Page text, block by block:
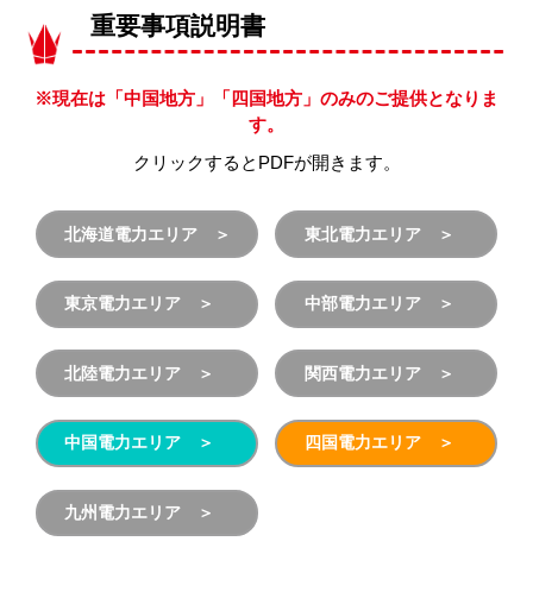
重要事項説明書
※現在は「中国地方」「四国地方」のみのご提供となりま
す。
クリックするとPDFが開きます。
北海道電力エリア 東北電力エリア
東京電力エリア 中部電力エリア
北陸電力エリア 関西電力エリア
中国電力エリア 四国電力エリア
九州電力エリア